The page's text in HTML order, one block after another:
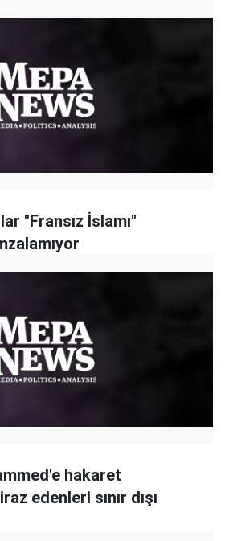
"Fransız İslamı"
hakaret
edenleri sınır dışı